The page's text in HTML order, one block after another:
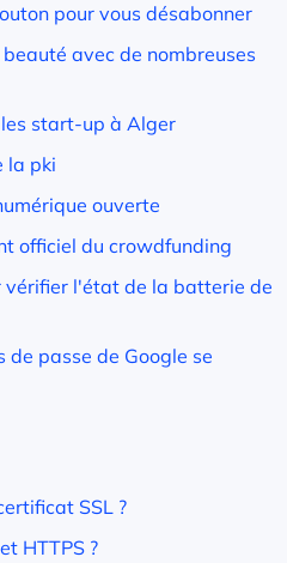
pour vous désabonner
avec de nombreuses
start-up à Alger
la pki
ouverte
officiel du crowdfunding
l'état de la batterie de
de passe de Google se
SSL ?
HTTPS ?